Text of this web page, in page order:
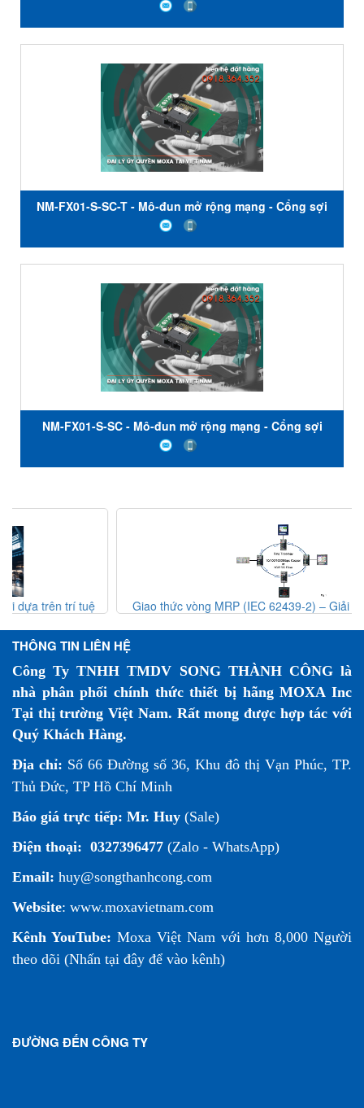
quang đầu nối SC đa chế độ - Moxa Việt Nam
NM-FX01-S-SC-T - Mô-đun mở rộng mạng - Cổng sợi
quang đầu nối SC chế độ đơn - Nhiệt độ hoạt động
-40 đến 75 ℃ - Moxa Việt Nam
NM-FX01-S-SC - Mô-đun mở rộng mạng - Cổng sợi
quang đầu nối SC chế độ đơn - Moxa Việt Nam
Giao thức vòng MRP (IEC 62439-2) – Giải pháp dự phòng
THÔNG TIN LIÊN HỆ
Công Ty TNHH TMDV SONG THÀNH CÔNG là
nhà phân phối chính thức thiết bị hãng MOXA Inc
Tại thị trường Việt Nam. Rất mong được hợp tác với
Quý Khách Hàng.
Địa chỉ: Số 66 Đường số 36, Khu đô thị Vạn Phúc, TP.
Thủ Đức, TP Hồ Chí Minh
Báo giá trực tiếp: Mr. Huy (Sale)
Điện thoại: 0327396477 (Zalo - WhatsApp)
Email: huy@songthanhcong.com
Website: www.moxavietnam.com
Kênh YouTube: Moxa Việt Nam với hơn 8,000 Người
theo dõi (Nhấn tại đây để vào kênh)
ĐƯỜNG ĐẾN CÔNG TY